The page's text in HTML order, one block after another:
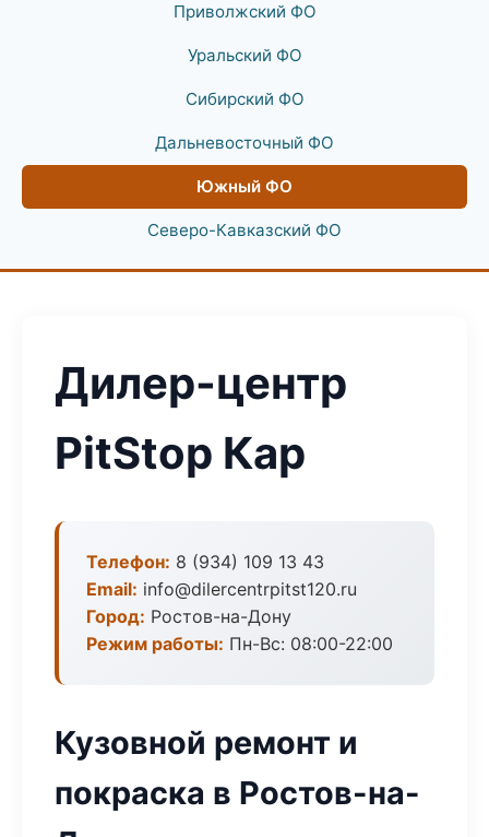
Приволжский ФО
Уральский ФО
Сибирский ФО
Дальневосточный ФО
Южный ФО
Северо-Кавказский ФО
Дилер-центр
PitStop Кар
Телефон: 8 (934) 109 13 43
Email: info@dilercentrpitst120.ru
Город: Ростов-на-Дону
Режим работы: Пн-Вс: 08:00-22:00
Кузовной ремонт и
покраска в Ростов-на-